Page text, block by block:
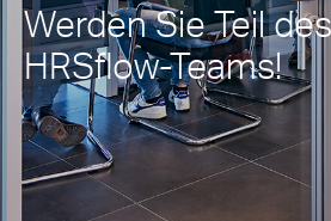
Werden Sie Teil
HRSflow-Teams!